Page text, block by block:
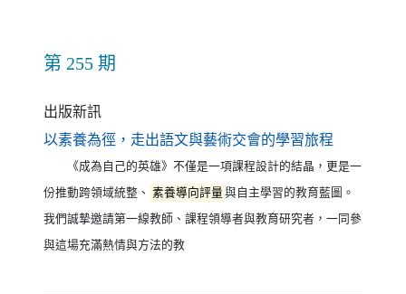
第 255 期
出版新訊
以素養為徑，走出語文與藝術交會的學習旅程
《成為自己的英雄》不僅是一項課程設計的結晶，更是一
份推動跨領域統整、 素養導向評量 與自主學習的教育藍圖。
我們誠摯邀請第一線教師、課程領導者與教育研究者，一同參
與這場充滿熱情與方法的教